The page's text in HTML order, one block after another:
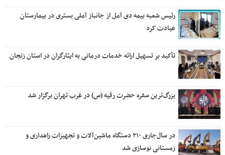
رئیس شعبه بیمه دی آمل از جانباز آملی بستری در بیمارستان
عیادت کرد
تأکید بر تسهیل ارائه خدمات درمانی به ایثارگران در استان زنجان
بزرگ‌ترین سفره حضرت رقیه (س) در غرب تهران برگزار شد
در سال‌جاری ۲۱۰ دستگاه ماشین‌آلات و تجهیزات راهداری و
زمستانی نوسازی شد